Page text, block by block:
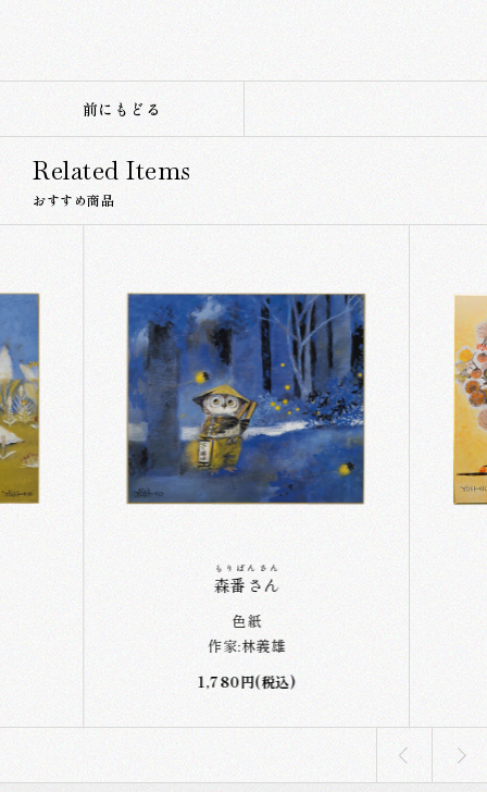
前にもどる
Related Items
おすすめ商品
森番さん
もりばんさん
色紙
作家:林義雄
1,780円(税込)